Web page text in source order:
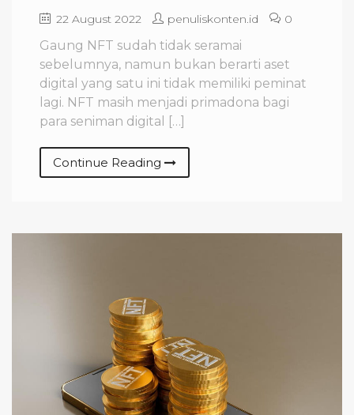
22 August 2022 penuliskonten.id 0
Gaung NFT sudah tidak seramai
sebelumnya, namun bukan berarti aset
digital yang satu ini tidak memiliki peminat
lagi. NFT masih menjadi primadona bagi
para seniman digital […]
Continue Reading